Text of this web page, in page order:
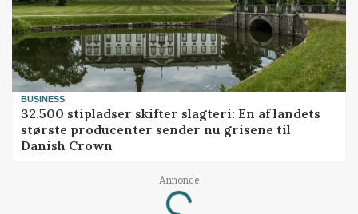
BUSINESS
32.500 stipladser skifter slagteri: En af landets
største producenter sender nu grisene til
Danish Crown
Annonce
Loading...